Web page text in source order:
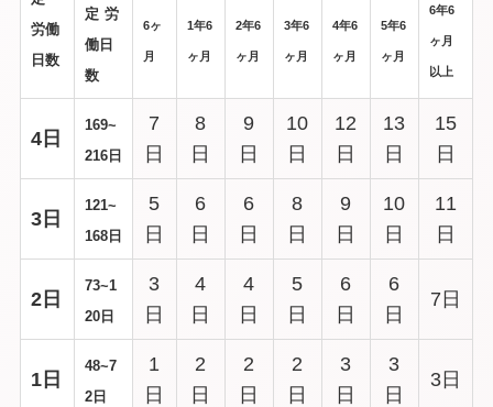
労働
日数
定 労
働日
数
6ヶ
月
1年6
ヶ月
2年6
ヶ月
3年6
ヶ月
4年6
ヶ月
5年6
ヶ月
6年6
ヶ月
以上
4日
169~
216日
7
日
8
日
9
日
10
日
12
日
13
日
15
日
3日
121~
168日
5
日
6
日
6
日
8
日
9
日
10
日
11
日
2日
73~1
20日
3
日
4
日
4
日
5
日
6
日
6
日
7日
1日
48~7
2日
1
日
2
日
2
日
2
日
3
日
3
日
3日